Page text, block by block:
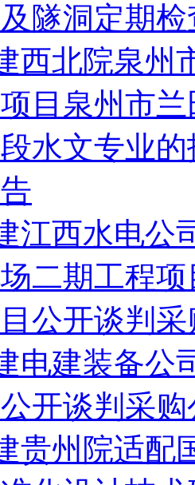
隧洞定期
西北院泉州
目泉州市
水文专业
江西水电公
二期工程
公开谈判
电建装备公
开谈判采购
贵州院适配